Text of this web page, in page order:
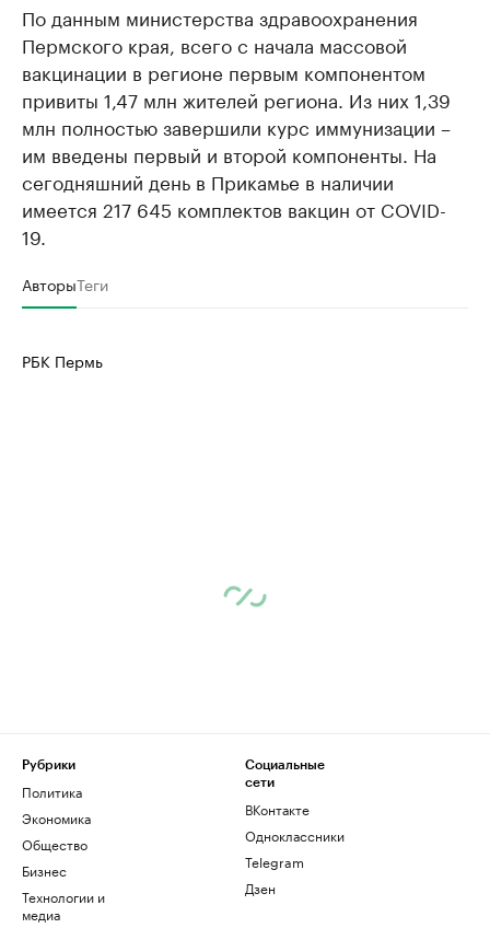
По данным министерства здравоохранения
Пермского края, всего с начала массовой
вакцинации в регионе первым компонентом
привиты 1,47 млн жителей региона. Из них 1,39
млн полностью завершили курс иммунизации –
им введены первый и второй компоненты. На
сегодняшний день в Прикамье в наличии
имеется 217 645 комплектов вакцин от COVID-
19.
АвторыТеги
РБК Пермь
Рубрики
Политика
Экономика
Общество
Бизнес
Технологии и
медиа
Социальные
сети
ВКонтакте
Одноклассники
Telegram
Дзен